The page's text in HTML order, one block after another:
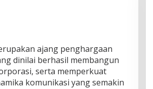
ajang penghargaan
dinilai berhasil membangun
serta memperkuat
komunikasi yang semakin
Terpilih di Musda VI, Rina Tarol
Bawa Misi Besar Bangkitkan
Golkar Bangka Selatan
Di Bangka Selatan, Politik 29/03/2026